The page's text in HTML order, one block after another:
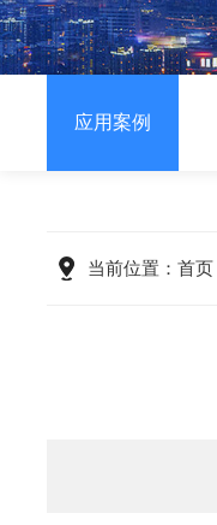
应用案例
当前位置： 首页